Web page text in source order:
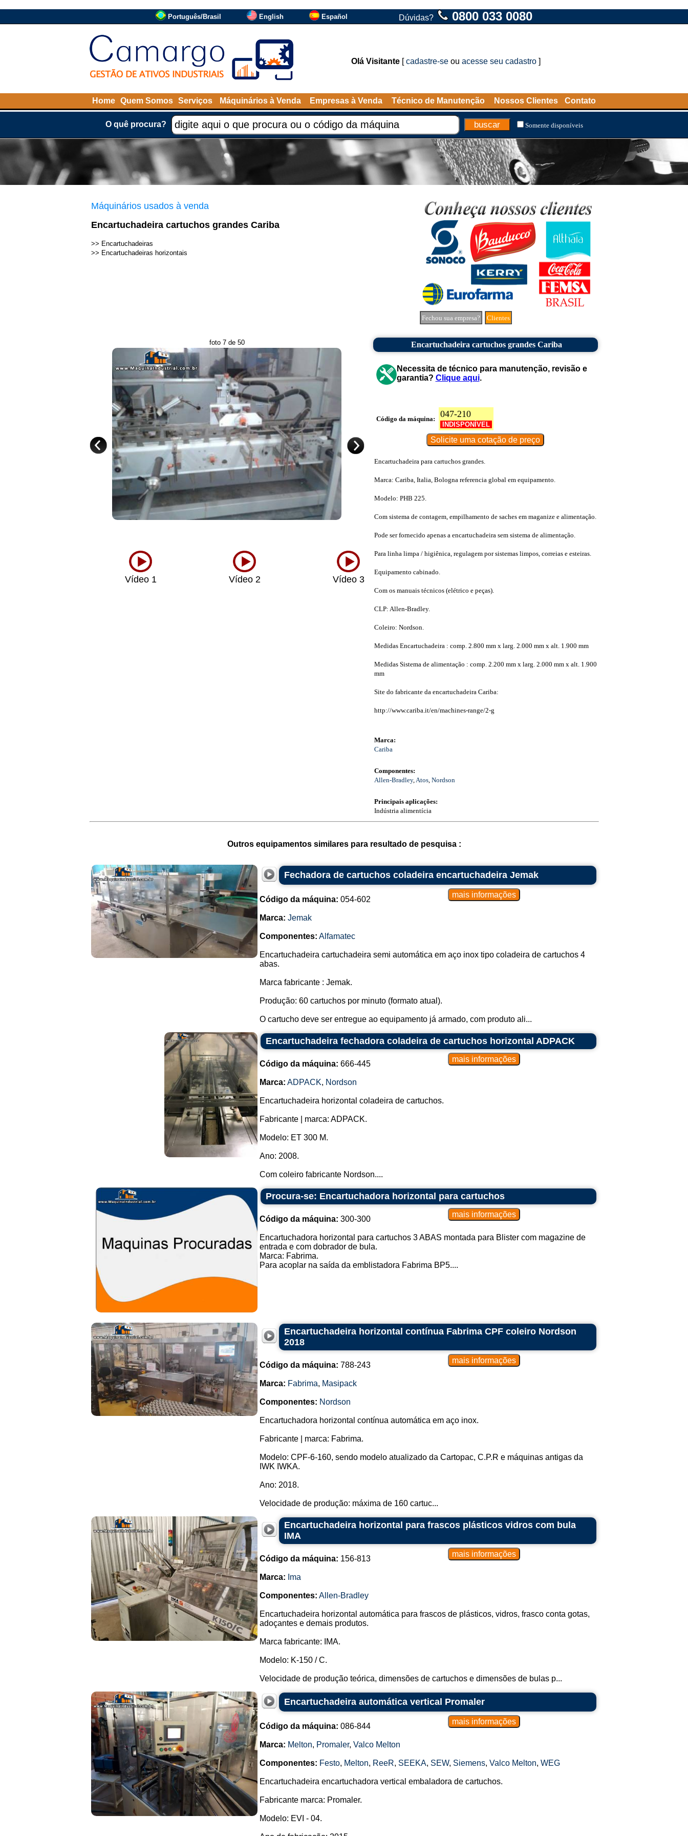
Português/Brasil English Español Dúvidas? 0800 033 0080
Olá Visitante [cadastre-se ou acesse seu cadastro ]
Home Quem Somos Serviços Máquinários à Venda Empresas à Venda Técnico de Manutenção Nossos Clientes Contato
O quê procura? Somente disponíveis
Máquinários usados à venda
Encartuchadeira cartuchos grandes Cariba
>> Encartuchadeiras
>> Encartuchadeiras horizontais
Fechou sua empresa? Clientes
foto 7 de 50
Vídeo 1 Vídeo 2 Vídeo 3
Encartuchadeira cartuchos grandes Cariba
Necessita de técnico para manutenção, revisão e
garantia? Clique aqui.
Código da máquina: 047-210
INDISPONÍVEL
Encartuchadeira para cartuchos grandes.
Marca: Cariba, Italia, Bologna referencia global em equipamento.
Modelo: PHB 225.
Com sistema de contagem, empilhamento de saches em maganize e alimentação.
Pode ser fornecido apenas a encartuchadeira sem sistema de alimentação.
Para linha limpa / higiênica, regulagem por sistemas limpos, correias e esteiras.
Equipamento cabinado.
Com os manuais técnicos (elétrico e peças).
CLP: Allen-Bradley.
Coleiro: Nordson.
Medidas Encartuchadeira : comp. 2.800 mm x larg. 2.000 mm x alt. 1.900 mm
Medidas Sistema de alimentação : comp. 2.200 mm x larg. 2.000 mm x alt. 1.900
mm
Site do fabricante da encartuchadeira Cariba:
http://www.cariba.it/en/machines-range/2-g
Marca:
Cariba
Componentes:
Allen-Bradley,Atos, Nordson
Principais aplicações:
Indústria alimentícia
Outros equipamentos similares para resultado de pesquisa :
Fechadora de cartuchos coladeira encartuchadeira Jemak
Código da máquina: 054-602
Marca: Jemak
Componentes: Alfamatec
Encartuchadeira cartuchadeira semi automática em aço inox tipo coladeira de cartuchos 4
abas.
Marca fabricante : Jemak.
Produção: 60 cartuchos por minuto (formato atual).
O cartucho deve ser entregue ao equipamento já armado, com produto ali...
Encartuchadeira fechadora coladeira de cartuchos horizontal ADPACK
Código da máquina: 666-445
Marca: ADPACK, Nordson
Encartuchadeira horizontal coladeira de cartuchos.
Fabricante | marca: ADPACK.
Modelo: ET 300 M.
Ano: 2008.
Com coleiro fabricante Nordson....
Procura-se: Encartuchadora horizontal para cartuchos
Código da máquina: 300-300
Encartuchadora horizontal para cartuchos 3 ABAS montada para Blister com magazine de
entrada e com dobrador de bula.
Marca: Fabrima.
Para acoplar na saída da emblistadora Fabrima BP5....
Encartuchadeira horizontal contínua Fabrima CPF coleiro Nordson
2018
Código da máquina: 788-243
Marca: Fabrima, Masipack
Componentes: Nordson
Encartuchadora horizontal contínua automática em aço inox.
Fabricante | marca: Fabrima.
Modelo: CPF-6-160, sendo modelo atualizado da Cartopac, C.P.R e máquinas antigas da
IWK IWKA.
Ano: 2018.
Velocidade de produção: máxima de 160 cartuc...
Encartuchadeira horizontal para frascos plásticos vidros com bula
IMA
Código da máquina: 156-813
Marca: Ima
Componentes: Allen-Bradley
Encartuchadeira horizontal automática para frascos de plásticos, vidros, frasco conta gotas,
adoçantes e demais produtos.
Marca fabricante: IMA.
Modelo: K-150 / C.
Velocidade de produção teórica, dimensões de cartuchos e dimensões de bulas p...
Encartuchadeira automática vertical Promaler
Código da máquina: 086-844
Marca: Melton, Promaler, Valco Melton
Componentes: Festo, Melton, ReeR, SEEKA, SEW, Siemens, Valco Melton, WEG
Encartuchadeira encartuchadora vertical embaladora de cartuchos.
Fabricante marca: Promaler.
Modelo: EVI - 04.